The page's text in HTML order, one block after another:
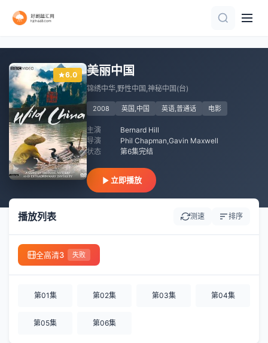
6.0 美丽中国
锦绣中华,野性中国,神秘中国(台)
2008 英国,中国 英语,普通话 电影
主演
Bernard Hill
导演
Phil Chapman,Gavin Maxwell
状态
第6集完结
立即播放
播放列表 测速 排序
全高清3 失败
第01集 第02集 第03集 第04集
第05集 第06集
HD
正片
HD中字
HD中字
HD
HD中字
HD